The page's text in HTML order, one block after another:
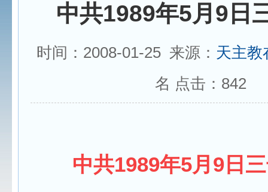
中共1989年5月9日
时间：2008-01-25 来源： 天主教
名 点击： 842
中共1989年5月9日